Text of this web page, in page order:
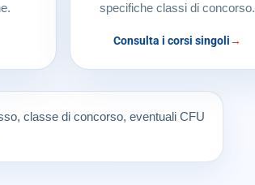
specifiche classi di concorso.
Consulta i corsi singoli
classe di concorso, eventuali CFU